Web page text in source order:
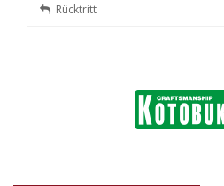
Rücktritt